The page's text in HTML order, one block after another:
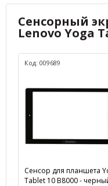
Сенсорный
Lenovo Yoga
Код: 009689
Сенсор для планшета
Tablet 10 B8000 -